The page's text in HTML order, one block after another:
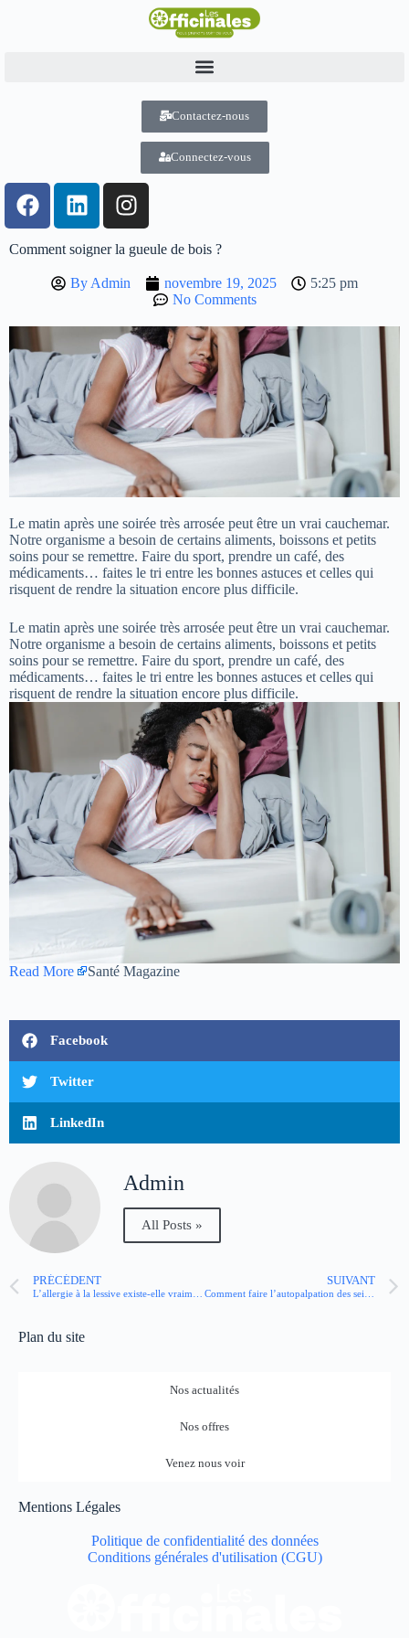
Contactez-nous
Connectez-vous
Comment soigner la gueule de bois ?
By Admin novembre 19, 2025
5:25 pm
No Comments
Le matin après une soirée très arrosée peut être un vrai cauchemar.
Notre organisme a besoin de certains aliments, boissons et petits
soins pour se remettre. Faire du sport, prendre un café, des
médicaments… faites le tri entre les bonnes astuces et celles qui
risquent de rendre la situation encore plus difficile.
Le matin après une soirée très arrosée peut être un vrai cauchemar.
Notre organisme a besoin de certains aliments, boissons et petits
soins pour se remettre. Faire du sport, prendre un café, des
médicaments… faites le tri entre les bonnes astuces et celles qui
risquent de rendre la situation encore plus difficile.
Read More Santé Magazine
Facebook
Twitter
LinkedIn
Admin
All Posts »
PRÉCÉDENT SUIVANT
Plan du site
Nos actualités
Nos offres
Venez nous voir
Mentions Légales
Politique de confidentialité des données
Conditions générales d'utilisation (CGU)